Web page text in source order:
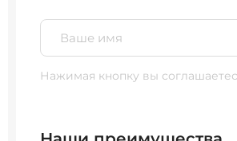
Нажимая кнопку вы